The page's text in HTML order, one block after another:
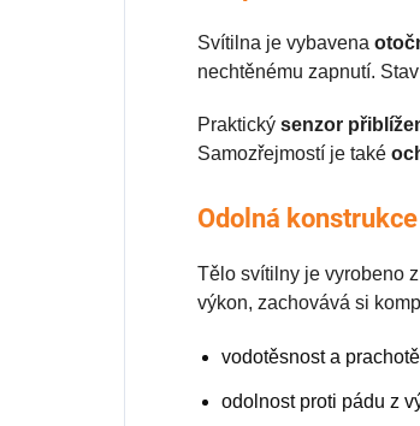
Svítilna je vybavena
nechtěnému zapnutí.
Praktický senzor
Samozřejmostí je také
Odolná
Tělo svítilny je vyrobeno z
výkon, zachovává si
vodotěsnost a
odolnost proti pádu z